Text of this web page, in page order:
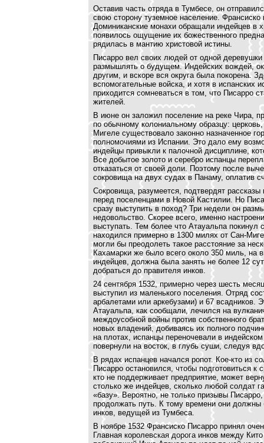
Оставив часть отряда в Тумбесе, он
свою сторону туземное население.
Доминиканские монахи обращали индейцев в
появилось ощущение их божественного
рядилась в мантию христовой истины.
Писарро вел своих людей от одной
размышлять о будущем. Индейских вождей,
другим, и вскоре вся округа была покорена.
вспомогательные войска, и хотя в испанских
приходится сомневаться в том, что Писарро
жителей.
В июне он заложил поселение на реке Чира,
по обычному колониальному образцу:
Мигеле существовало законно назначенное
полномочиями из Испании. Это дало ему
индейцы привыкли к палочной дисциплине,
Все добытое золото и серебро испанцы
отказаться от своей доли. Поэтому после
сокровища на двух судах в Панаму, оплатив
Сокровища, разумеется, подтвердят
перед поселенцами в Новой Кастилии. Но
сразу выступить в поход? Три недели он
недовольство. Скорее всего, именно
выступать. Тем более что Атауальпа покинул
находился примерно в 1300 милях от Сан-
могли бы преодолеть такое расстояние за
Кахамарки же было всего около 350 миль,
индейцев, должна была занять не более 12
добраться до правителя инков.
24 сентября 1532, примерно через шесть
выступил из маленького поселения. Отряд
арбалетами или аркебузами) и 67 всадников.
Атауальпа, как сообщали, лечился на
междоусобной войны против собственного
новых владений, добиваясь их полного
на плотах, испанцы переночевали в
повернули на восток, в глубь суши, следуя
В рядах испанцев начался ропот. Кое-кто из
Писарро остановился, чтобы подготовиться
кто не поддерживает предприятие, может
столько же индейцев, сколько любой солдат
«базу». Вероятно, не только призывы
продолжать путь. К тому времени они
инков, ведущей из Тумбеса.
В ноябре 1532 Франсиско Писарро принял
Главная королевская дорога инков между